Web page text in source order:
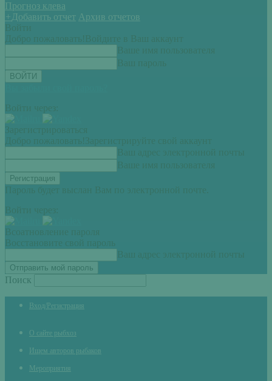
Прогноз клева
+ Добавить отчет Архив отчетов
Войти
Добро пожаловать! Войдите в Ваш аккаунт
Ваше имя пользователя
Ваш пароль
Войти через:
Зарегистрироваться
Добро пожаловать! Зарегистрируйте свой аккаунт
Ваш адрес электронной почты
Ваше имя пользователя
Пароль будет выслан Вам по электронной почте.
Войти через:
Всоатновление пароля
Восстановите свой пароль
Ваш адрес электронной почты
Поиск
Вход/Регистрация
О сайте рыбхоз
Ищем авторов рыбаков
Мероприятия